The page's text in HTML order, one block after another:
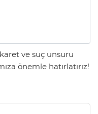
ve suç unsuru
önemle hatırlatırız!